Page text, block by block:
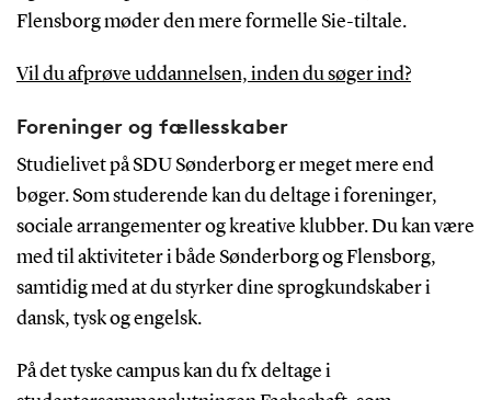
Flensborg møder den mere formelle Sie-tiltale.
Vil du afprøve uddannelsen, inden du søger ind?
Foreninger og fællesskaber
Studielivet på SDU Sønderborg er meget mere end
bøger. Som studerende kan du deltage i foreninger,
sociale arrangementer og kreative klubber. Du kan være
med til aktiviteter i både Sønderborg og Flensborg,
samtidig med at du styrker dine sprogkundskaber i
dansk, tysk og engelsk.
På det tyske campus kan du fx deltage i